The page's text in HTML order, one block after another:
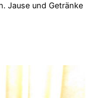
Jause und Getränke